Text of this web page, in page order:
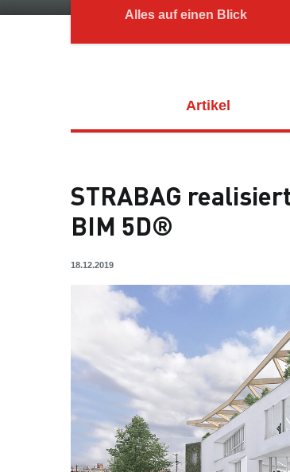
Alles auf einen Blick
Artikel
STRABAG
BIM 5D®
18.12.2019